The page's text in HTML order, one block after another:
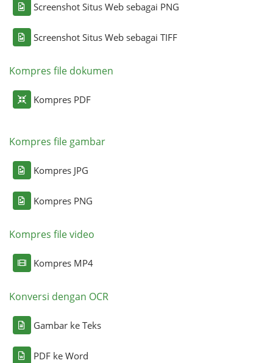
Screenshot Situs Web sebagai PNG
Screenshot Situs Web sebagai TIFF
Kompres file dokumen
Kompres PDF
Kompres file gambar
Kompres JPG
Kompres PNG
Kompres file video
Kompres MP4
Konversi dengan OCR
Gambar ke Teks
PDF ke Word